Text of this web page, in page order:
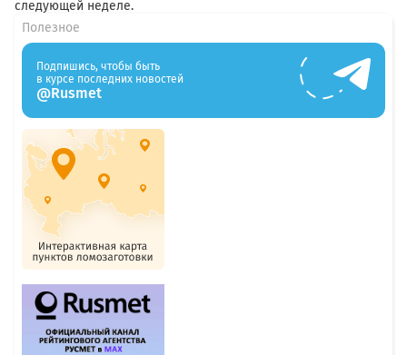
следующей неделе.
Полезное
Подпишись, чтобы быть
в курсе последних новостей
@Rusmet